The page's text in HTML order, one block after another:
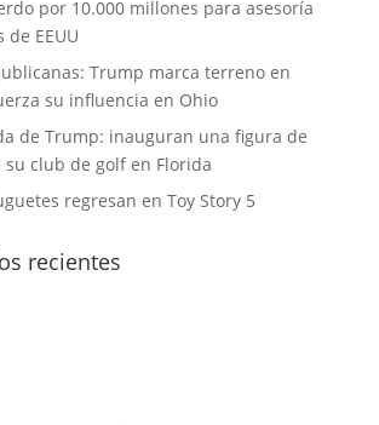
por 10.000 millones para asesoría
EEUU
Trump marca terreno en
su influencia en Ohio
de Trump: inauguran una figura de
su club de golf en Florida
regresan en Toy Story 5
recientes